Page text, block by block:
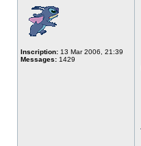
Inscription: 13 Mar 2006, 21:39
Messages: 1429